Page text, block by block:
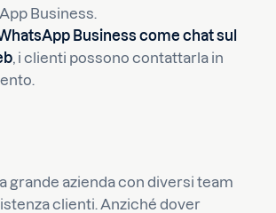
Business.
Business come chat sul
, i clienti possono contattarla in
grande azienda con diversi team
clienti. Anziché dover